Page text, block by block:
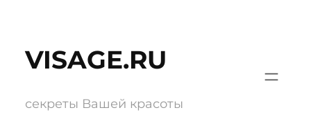
содержимому
VISAGE.RU
секреты Вашей красоты